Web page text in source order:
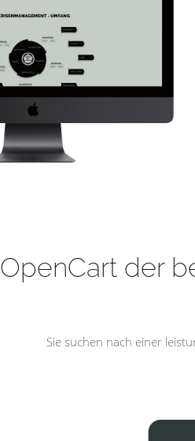
OpenCart der
Sie suchen nach einer